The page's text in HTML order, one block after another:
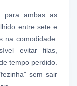
para ambas as
entre sete e
na comodidade.
evitar filas,
tempo perdido.
sem sair